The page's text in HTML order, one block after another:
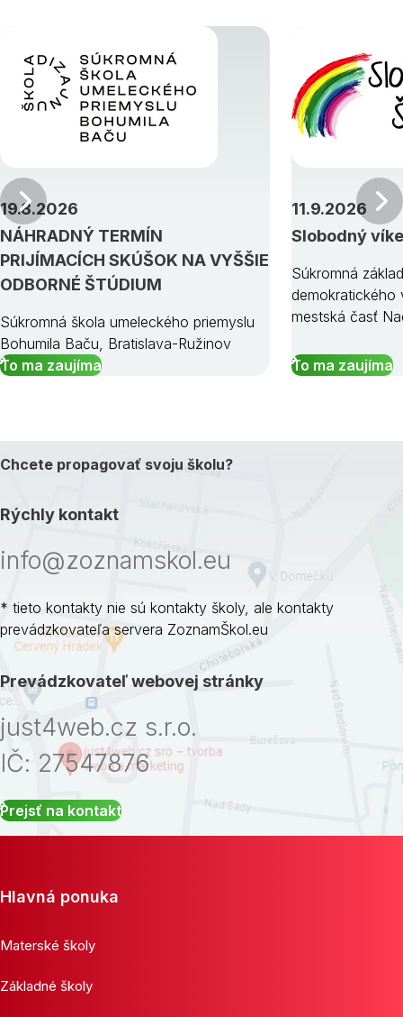
NÁHRADNÝ TERMÍN
PRIJÍMACÍCH SKÚŠOK NA VYŠŠIE
ODBORNÉ ŠTÚDIUM
19.8.2026
Súkromná škola umeleckého priemyslu
Bohumila Baču, Bratislava-Ružinov
To ma zaujíma
Slobodný
11.9.2026
Súkromná
demokratického
mestská časť
To ma zaujíma
Predchádzajúci
Chcete propagovať svoju školu?
Rýchly kontakt
info@zoznamskol.eu
* tieto kontakty nie sú kontakty školy, ale kontakty
prevádzkovateľa servera ZoznamŠkol.eu
Prevádzkovateľ webovej stránky
just4web.cz s.r.o.
IČ: 27547876
Prejsť na kontakt
Hlavná ponuka
Materské školy
Základné školy